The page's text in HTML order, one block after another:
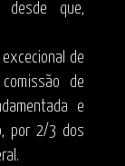
desde que,
de
de
e
por 2/3 dos